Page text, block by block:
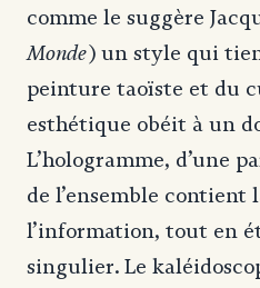
comme le suggère
Monde) un style qui
peinture taoïste et du
esthétique obéit à un
L’hologramme, d’une
de l’ensemble contient
l’information, tout en
singulier. Le